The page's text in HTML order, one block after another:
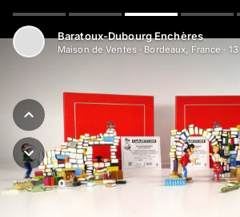
Baratoux-Dubourg Enchères
Maison de Ventes · Bordeaux, France · 13